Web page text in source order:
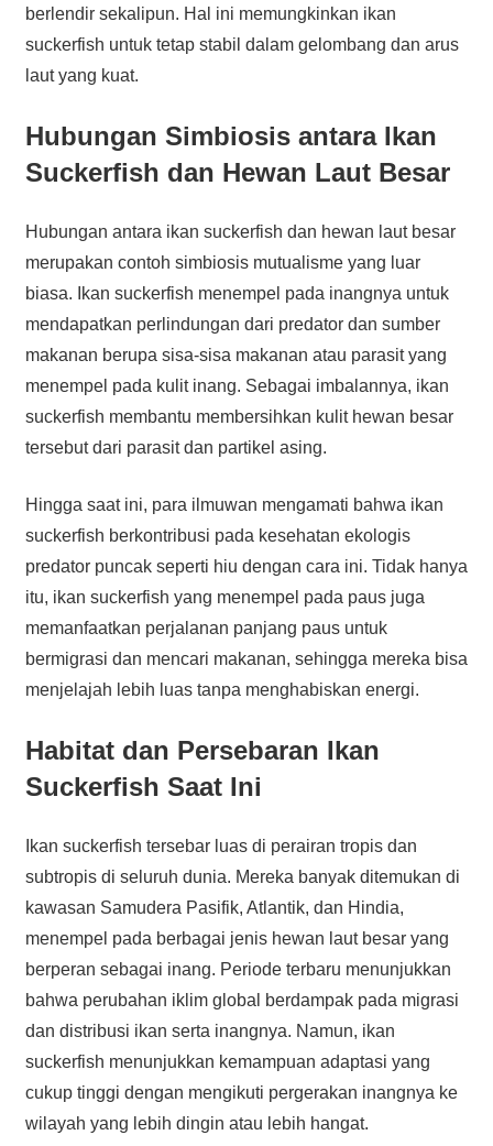
berlendir sekalipun. Hal ini memungkinkan ikan
suckerfish untuk tetap stabil dalam gelombang dan arus
laut yang kuat.
Hubungan Simbiosis antara Ikan
Suckerfish dan Hewan Laut Besar
Hubungan antara ikan suckerfish dan hewan laut besar
merupakan contoh simbiosis mutualisme yang luar
biasa. Ikan suckerfish menempel pada inangnya untuk
mendapatkan perlindungan dari predator dan sumber
makanan berupa sisa-sisa makanan atau parasit yang
menempel pada kulit inang. Sebagai imbalannya, ikan
suckerfish membantu membersihkan kulit hewan besar
tersebut dari parasit dan partikel asing.
Hingga saat ini, para ilmuwan mengamati bahwa ikan
suckerfish berkontribusi pada kesehatan ekologis
predator puncak seperti hiu dengan cara ini. Tidak hanya
itu, ikan suckerfish yang menempel pada paus juga
memanfaatkan perjalanan panjang paus untuk
bermigrasi dan mencari makanan, sehingga mereka bisa
menjelajah lebih luas tanpa menghabiskan energi.
Habitat dan Persebaran Ikan
Suckerfish Saat Ini
Ikan suckerfish tersebar luas di perairan tropis dan
subtropis di seluruh dunia. Mereka banyak ditemukan di
kawasan Samudera Pasifik, Atlantik, dan Hindia,
menempel pada berbagai jenis hewan laut besar yang
berperan sebagai inang. Periode terbaru menunjukkan
bahwa perubahan iklim global berdampak pada migrasi
dan distribusi ikan serta inangnya. Namun, ikan
suckerfish menunjukkan kemampuan adaptasi yang
cukup tinggi dengan mengikuti pergerakan inangnya ke
wilayah yang lebih dingin atau lebih hangat.